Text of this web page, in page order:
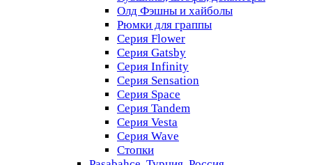
Олд Фэшны и хайболы
Рюмки для граппы
Серия Flower
Серия Gatsby
Серия Infinity
Серия Sensation
Серия Space
Серия Tandem
Серия Vesta
Серия Wave
Стопки